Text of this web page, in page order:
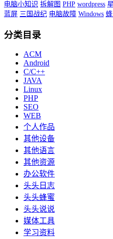
电脑小知识 拆解图 PHP wordpress
蓝屏 三国战纪 电脑故障 Windows
分类目录
ACM
Android
C/C++
JAVA
Linux
PHP
SEO
WEB
个人作品
其他设备
其他语言
其他资源
办公软件
头头日志
头头蜂蜜
头头说说
媒体工具
学习资料